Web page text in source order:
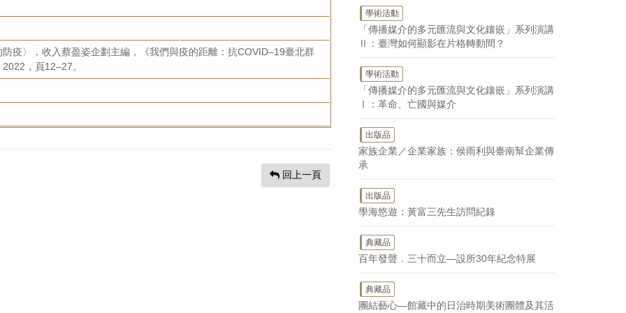
疫〉，收入蔡盈姿企劃主編，《我們與疫的距離：抗COVID–19臺北群
，頁12–27。
回上一頁
學術活動
「傳播媒介的多元匯流與文化鑲嵌」系列演講
Ⅱ：臺灣如何顯影在片格轉動間？
學術活動
「傳播媒介的多元匯流與文化鑲嵌」系列演講
Ⅰ：革命、亡國與媒介
出版品
家族企業／企業家族：侯雨利與臺南幫企業傳
承
出版品
學海悠遊：黃富三先生訪問紀錄
典藏品
百年發聲．三十而立—設所30年紀念特展
典藏品
團結藝心—館藏中的日治時期美術團體及其活